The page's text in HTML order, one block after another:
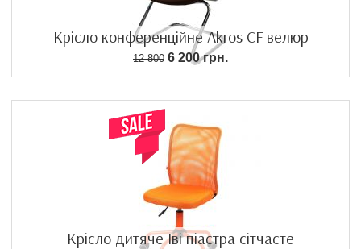
Крісло конференційне Akros CF велюр
12 800 6 200 грн.
Крісло дитяче Іві піастра сітчасте